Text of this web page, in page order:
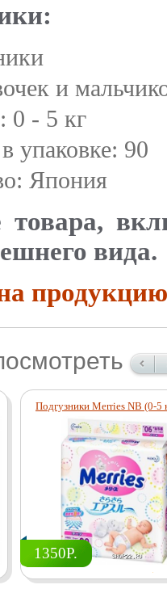
и
0 - 5 кг
упаковке: 90
Япония
товара,
вида.
Подгузники Merries NB (0-5
1350Р.